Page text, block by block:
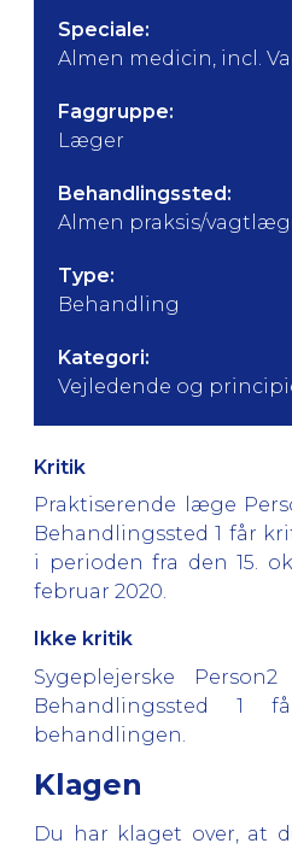
Speciale:
Almen medicin, incl.
Faggruppe:
Læger
Behandlingssted:
Almen praksis/
Type:
Behandling
Kategori:
Vejledende og
Kritik
Praktiserende læge
Behandlingssted 1 får
i perioden fra den 15.
februar 2020.
Ikke kritik
Sygeplejerske
Behandlingssted
behandlingen.
Klagen
Du har klaget over, at